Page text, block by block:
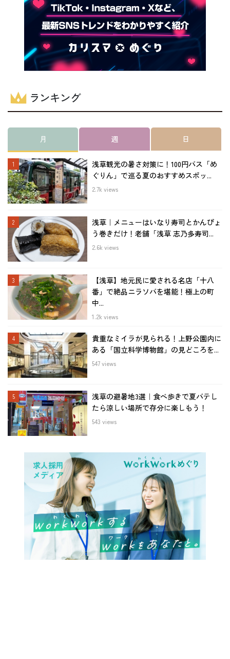
ランキング
月 週 日
浅草観光の暑さ対策に！100円バス「め
ぐりん」で巡る夏のおすすめスポッ...
2.7k views
浅草｜メニューはいなり寿司とかんぴょ
う巻きだけ！老舗「浅草 志乃多寿司...
2.6k views
【浅草】地元民に愛される名店「十八
番」で絶品ニラソバを堪能！極上の町
中...
1.2k views
貴重なミイラが見られる！上野公園内に
ある「国立科学博物館」の見どころを...
547 views
浅草の避暑地3選｜食べ歩きで夏バテし
たら涼しい場所で存分に楽しもう！
543 views